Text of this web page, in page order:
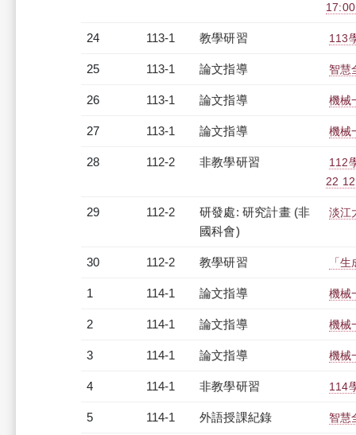
24 113-1 教學研習 113
25 113-1 論文指導 智慧
26 113-1 論文指導 機械
27 113-1 論文指導 機械
28 112-2 非教學研習
112
22
29 112-2
研發處: 研究計畫 (非
國科會)
淡江
30 112-2 教學研習 「
1 114-1 論文指導 機械
2 114-1 論文指導 機械
3 114-1 論文指導 機械
4 114-1 非教學研習 114
5 114-1 外語授課紀錄 智慧